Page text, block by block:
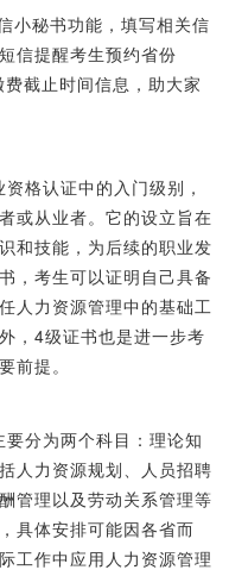
小秘书功能，填写相关信
信提醒考生预约省份
截止时间信息，助大家
格认证中的入门级别，
或从业者。它的设立旨在
和技能，为后续的职业发
，考生可以证明自己具备
人力资源管理中的基础工
，4级证书也是进一步考
前提。
分为两个科目：理论知
人力资源规划、人员招聘
管理以及劳动关系管理等
具体安排可能因各省而
工作中应用人力资源管理